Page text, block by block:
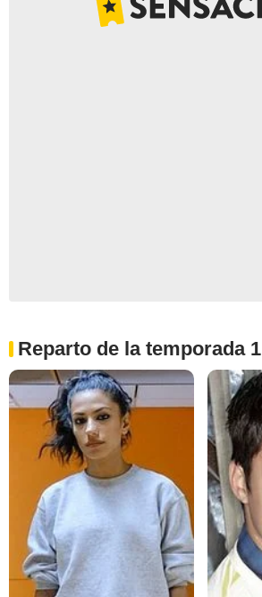
Reparto de la temporada 1